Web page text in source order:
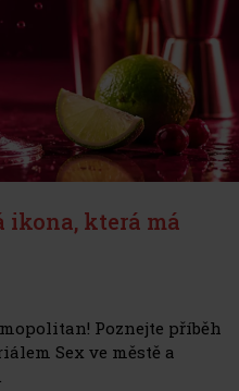
ikona, která má
Poznejte příběh
Sex ve městě a